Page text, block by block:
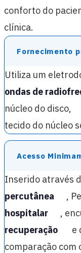
conforto do
clínica.
Fornecimento
Utiliza um
ondas de
núcleo do disco,
tecido do núcleo
Acesso
Inserido através
percutânea
,
hospitalar
,
recuperação
e
comparação com